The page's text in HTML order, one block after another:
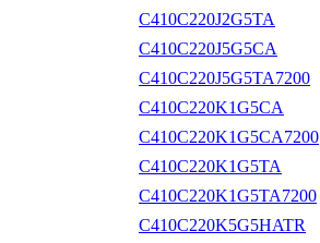
C410C220J2G5TA
C410C220J5G5CA
C410C220J5G5TA7200
C410C220K1G5CA
C410C220K1G5CA7200
C410C220K1G5TA
C410C220K1G5TA7200
C410C220K5G5HATR